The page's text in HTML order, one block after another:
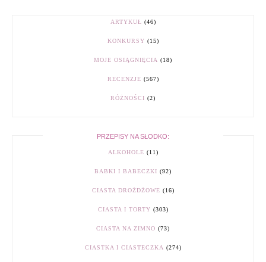
ARTYKUŁ (46)
KONKURSY (15)
MOJE OSIĄGNIĘCIA (18)
RECENZJE (567)
RÓŻNOŚCI (2)
PRZEPISY NA SŁODKO:
ALKOHOLE (11)
BABKI I BABECZKI (92)
CIASTA DROŻDŻOWE (16)
CIASTA I TORTY (303)
CIASTA NA ZIMNO (73)
CIASTKA I CIASTECZKA (274)